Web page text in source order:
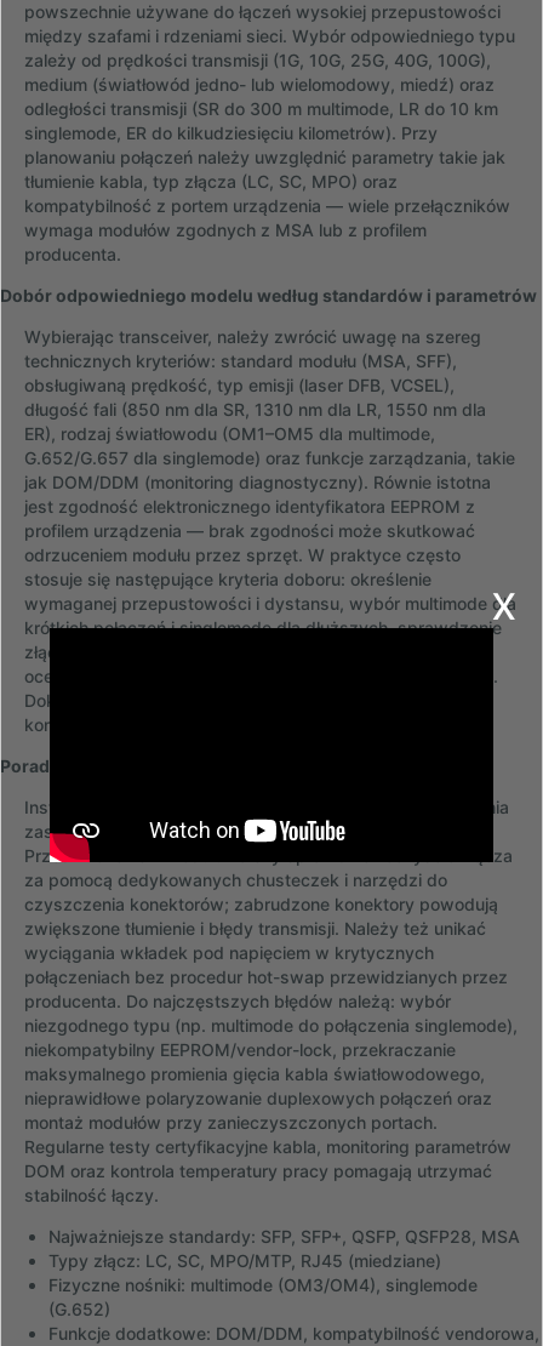
powszechnie używane do łączeń wysokiej przepustowości
między szafami i rdzeniami sieci. Wybór odpowiedniego typu
zależy od prędkości transmisji (1G, 10G, 25G, 40G, 100G),
medium (światłowód jedno- lub wielomodowy, miedź) oraz
odległości transmisji (SR do 300 m multimode, LR do 10 km
singlemode, ER do kilkudziesięciu kilometrów). Przy
planowaniu połączeń należy uwzględnić parametry takie jak
tłumienie kabla, typ złącza (LC, SC, MPO) oraz
kompatybilność z portem urządzenia — wiele przełączników
wymaga modułów zgodnych z MSA lub z profilem
producenta.
Dobór odpowiedniego modelu według standardów i parametrów
Wybierając transceiver, należy zwrócić uwagę na szereg
technicznych kryteriów: standard modułu (MSA, SFF),
obsługiwaną prędkość, typ emisji (laser DFB, VCSEL),
długość fali (850 nm dla SR, 1310 nm dla LR, 1550 nm dla
ER), rodzaj światłowodu (OM1–OM5 dla multimode,
G.652/G.657 dla singlemode) oraz funkcje zarządzania, takie
jak DOM/DDM (monitoring diagnostyczny). Równie istotna
jest zgodność elektronicznego identyfikatora EEPROM z
profilem urządzenia — brak zgodności może skutkować
odrzuceniem modułu przez sprzęt. W praktyce często
stosuje się następujące kryteria doboru: określenie
wymaganej przepustowości i dystansu, wybór multimode dla
krótkich połączeń i singlemode dla dłuższych, sprawdzenie
złącza i mechanicznego dopasowania do portu, a także
ocena potrzeb w zakresie monitoringu i temperatury pracy.
Dokumentacja producenta urządzenia oraz tabela
kompatybilności są podstawą do poprawnego doboru.
Porady montażowe, eksploatacja i najczęstsze błędy
Instalacja i eksploatacja transceiverów wymaga zachowania
zasad czystości i procedur bezpieczeństwa optycznego.
Przed włożeniem modułu należy sprawdzić i oczyścić złącza
za pomocą dedykowanych chusteczek i narzędzi do
czyszczenia konektorów; zabrudzone konektory powodują
zwiększone tłumienie i błędy transmisji. Należy też unikać
wyciągania wkładek pod napięciem w krytycznych
połączeniach bez procedur hot-swap przewidzianych przez
producenta. Do najczęstszych błędów należą: wybór
niezgodnego typu (np. multimode do połączenia singlemode),
niekompatybilny EEPROM/vendor-lock, przekraczanie
maksymalnego promienia gięcia kabla światłowodowego,
nieprawidłowe polaryzowanie duplexowych połączeń oraz
montaż modułów przy zanieczyszczonych portach.
Regularne testy certyfikacyjne kabla, monitoring parametrów
DOM oraz kontrola temperatury pracy pomagają utrzymać
stabilność łączy.
Najważniejsze standardy: SFP, SFP+, QSFP, QSFP28, MSA
Typy złącz: LC, SC, MPO/MTP, RJ45 (miedziane)
Fizyczne nośniki: multimode (OM3/OM4), singlemode
(G.652)
Funkcje dodatkowe: DOM/DDM, kompatybilność vendorowa,
x